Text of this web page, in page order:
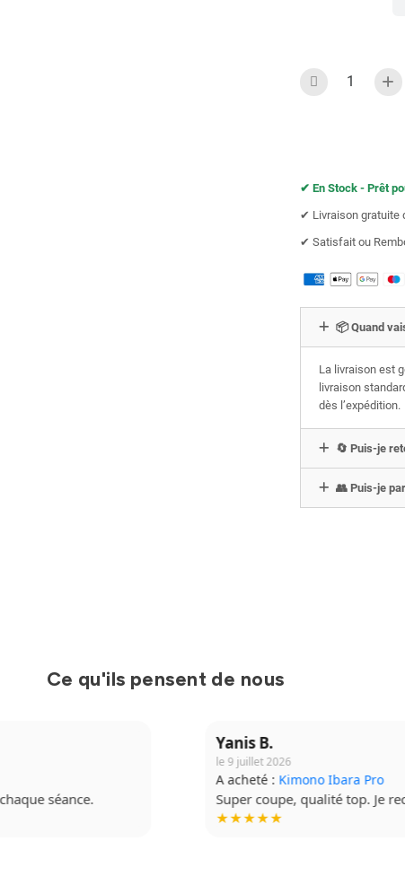
✔︎ En Stock - Prêt
✔︎ Livraison gratuite
✔︎ Satisfait ou
📦 Quand
La livraison est
livraison
dès l’expédition.
🔄 Puis-je
👥 Puis-je
Ce qu'ils pensent de nous
Super coupe, qualité top. Je recommande à fond.